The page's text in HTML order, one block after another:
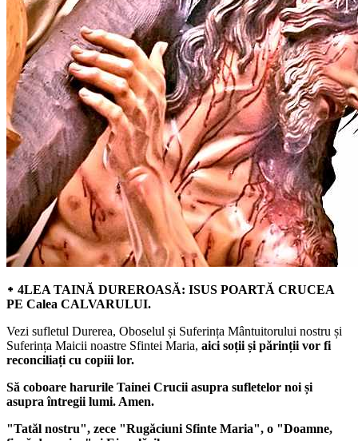
᛭ 4LEA TAINĂ DUREROASĂ: ISUS POARTĂ CRUCEA
PE Calea CALVARULUI.
Vezi sufletul Durerea, Oboselul și Suferința Mântuitorului nostru și
Suferința Maicii noastre Sfintei Maria, aici soții și părinții vor fi
reconciliați cu copiii lor.
Să coboare harurile Tainei Crucii asupra sufletelor noi și
asupra întregii lumi. Amen.
"Tatăl nostru", zece "Rugăciuni Sfinte Maria", o "Doamne,